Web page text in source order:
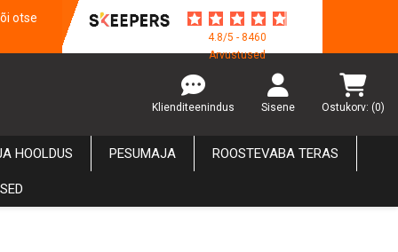
otse
4.8/5 - 8460
Arvustused
Klienditeenindus Sisene Ostukorv: (0)
HOOLDUS PESUMAJA ROOSTEVABA TERAS